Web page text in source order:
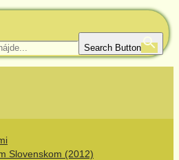
Search Button
Slovenskom (2012)